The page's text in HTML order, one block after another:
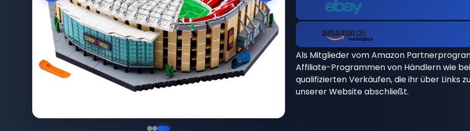
Als Mitglieder vom Amazon
Affiliate-Programmen von Händlern wie
qualifizierten Verkäufen, die ihr über Links
unserer Website abschließt.